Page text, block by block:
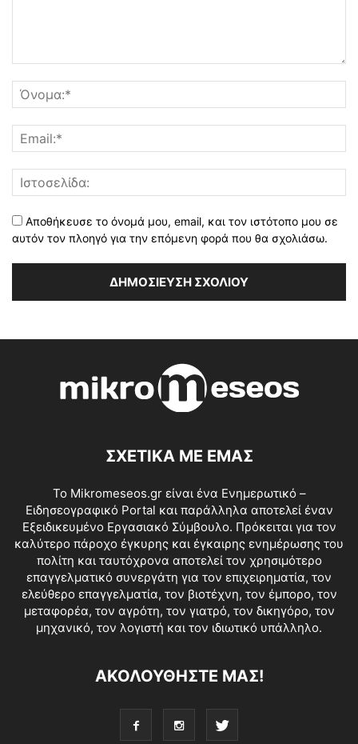
Αποθήκευσε το όνομά μου, email, και τον ιστότοπο μου σε
αυτόν τον πλοηγό για την επόμενη φορά που θα σχολιάσω.
ΣΧΕΤΙΚΑ ΜΕ ΕΜΑΣ
Το Mikromeseos.gr είναι ένα Ενημερωτικό –
Ειδησεογραφικό Portal και παράλληλα αποτελεί έναν
Εξειδικευμένο Εργασιακό Σύμβουλο. Πρόκειται για τον
καλύτερο πάροχο έγκυρης και έγκαιρης ενημέρωσης του
πολίτη και ταυτόχρονα αποτελεί τον χρησιμότερο
επαγγελματικό συνεργάτη για τον επιχειρηματία, τον
ελεύθερο επαγγελματία, τον βιοτέχνη, τον έμπορο, τον
μεταφορέα, τον αγρότη, τον γιατρό, τον δικηγόρο, τον
μηχανικό, τον λογιστή και τον ιδιωτικό υπάλληλο.
ΑΚΟΛΟΥΘΗΣΤΕ ΜΑΣ!